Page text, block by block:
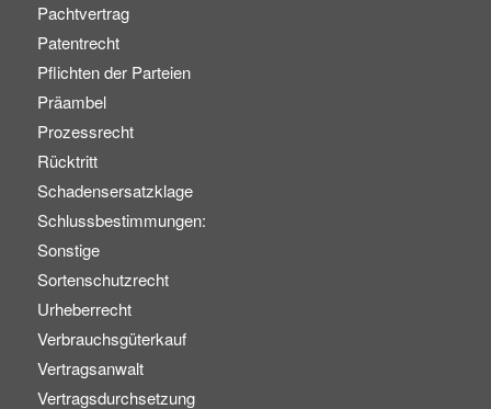
Pachtvertrag
Patentrecht
Pflichten der Parteien
Präambel
Prozessrecht
Rücktritt
Schadensersatzklage
Schlussbestimmungen:
Sonstige
Sortenschutzrecht
Urheberrecht
Verbrauchsgüterkauf
Vertragsanwalt
Vertragsdurchsetzung